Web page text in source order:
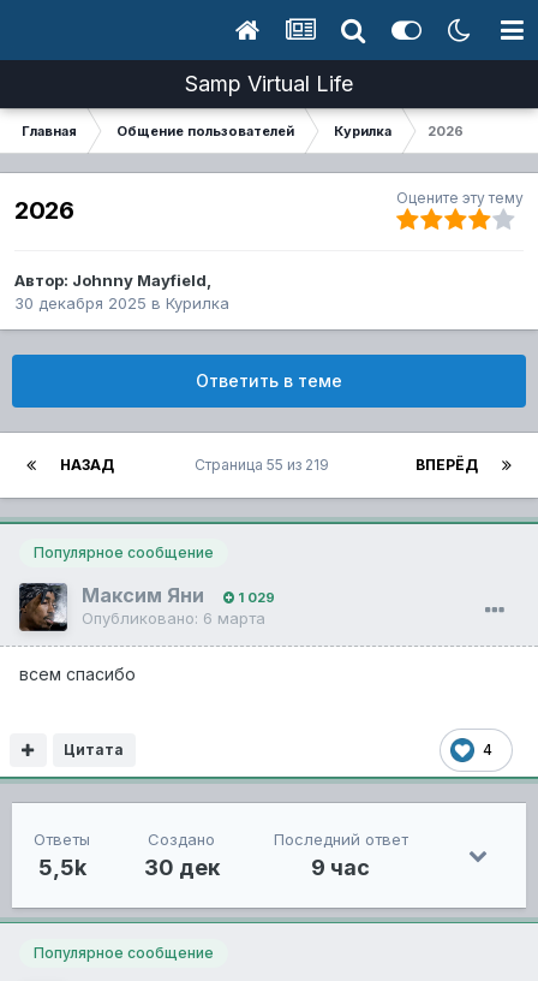
Samp Virtual Life
Главная Общение пользователей Курилка 2026
2026 Оцените эту тему
Автор: Johnny Mayfield,
30 декабря 2025 в Курилка
Ответить в теме
НАЗАД ВПЕРЁД
Страница 55 из 219
Популярное сообщение
Максим Яни 1 029
Опубликовано: 6 марта
всем спасибо
4
Цитата
Ответы
5,5k
Создано
30 дек
Последний ответ
9 час
Популярное сообщение